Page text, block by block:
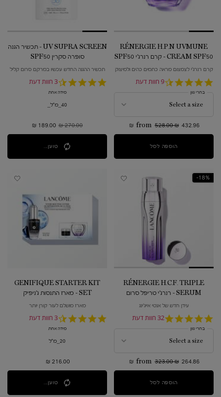
RÉNERGIE H.P.N UVMUNE
CREAM SPF50 - קרם רנרג'י SPF50
H.P.N
קרם רנרג'י לצמצום מראה כתמים כהים ולמיצוק
4.7
star
9 חוות דעת
בחרי גוון
from 528.00 ₪ 432.96 ₪
הוספה לסלRÉNERGIE H.P.N UVMUNE CREAM SPF50 - קרם רנרג'י SPF50 H.P.N
UV SUPRA SCREEN - תכשיר הגנה
סופרה סקרין SPF50
תכשיר ההגנה החדש עכשיו במרקם סרום קליל
4.7
3 חוות דעת
מידה אחת
40_מ"ל_
מחיר קודם
270.00 ₪ מחיר חדש
189.00 ₪
טוען...
18%-
RÉNERGIE H.C.F. TRIPLE
SERUM - רנרג'י טריפל סרום
עידן חדש של אנטי אייג'ינג
4.8
star
32 חוות דעת
בחרי גוון
from 323.00 ₪ 264.86 ₪
הוספה לסלRÉNERGIE H.C.F. TRIPLE SERUM - רנרג'י טריפל סרום
GENIFIQUE STARTER KIT
SET - מארז התנסות ג'ניפיק
מארז מושלם לעור קורן יותר
4.7
3 חוות דעת
מידה אחת
20_מ"ל
216.00 ₪
טוען...